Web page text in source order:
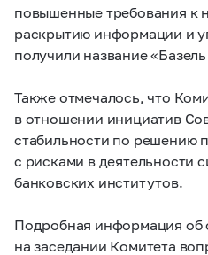
повышенные требования к
раскрытию информации и
получили название
Также отмечалось, что
в отношении инициатив
стабильности по решению
с рисками в деятельности
банковских институтов.
Подробная информация об
на заседании Комитета